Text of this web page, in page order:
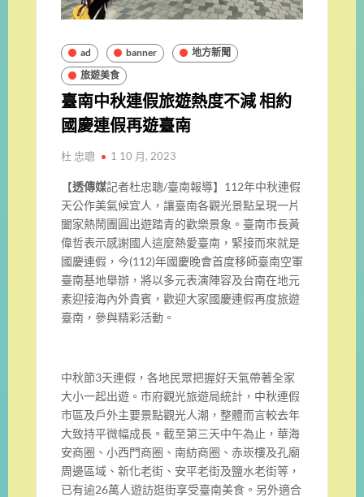
ad banner
地方新聞
旅遊美食
臺南中秋連假旅遊熱度不減 相約
國慶連假再遊臺南
杜 忠聰 1 10 月, 2023
【透傳媒記者杜忠聰/臺南報導】112年中秋連假
天公作美氣候宜人，讓臺南各觀光景點呈現一片
闔家熱鬧團圓出遊踏青的歡樂景象。臺南市長黃
偉哲表示感謝國人這麼熱愛臺南，緊接而來就是
國慶連假，今(112)年國慶晚會首度移師臺南空軍
臺南基地舉辦，將以多元表演陣容及台南在地元
素迎接海內外貴賓，歡迎大家國慶連假再度旅遊
臺南，參與精彩活動。
中秋節3天連假，各地民眾把握好天氣帶著全家
大小一起出遊。市府觀光旅遊局統計，中秋連假
市區及戶外主要景點觀光人潮，整體而言較去年
大致持平微幅成長。截至第三天中午為止，華海
安商圈、小西門商圈、南紡商圈、赤崁樓及孔廟
周邊區域、新化老街、安平老街及鹽水老街等，
已有逾26萬人遊訪逛街享受臺南美食。另外適合